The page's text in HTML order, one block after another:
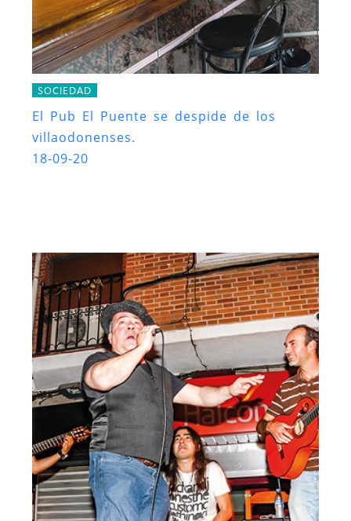
SOCIEDAD
El Pub El Puente se despide de los
villaodonenses.
18-09-20